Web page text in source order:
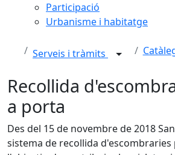
Participació
Urbanisme i habitatge
Serveis i tràmits
Recollida
a porta
Des del 15 de novembre de 2018
sistema de recollida